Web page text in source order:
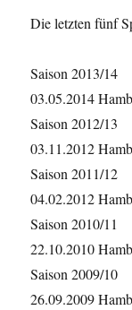
Die letzten fünf
Saison 2013/14
03.05.2014
Saison 2012/13
03.11.2012
Saison 2011/12
04.02.2012
Saison 2010/11
22.10.2010
Saison 2009/10
26.09.2009